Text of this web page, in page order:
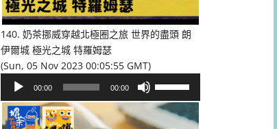
量。
140. 奶茶挪威穿越北極圈之旅 世界的盡頭 朗
伊爾城 極光之城 特羅姆瑟
(Sun, 05 Nov 2023 00:05:55 GMT)
播
00:00 00:00
向